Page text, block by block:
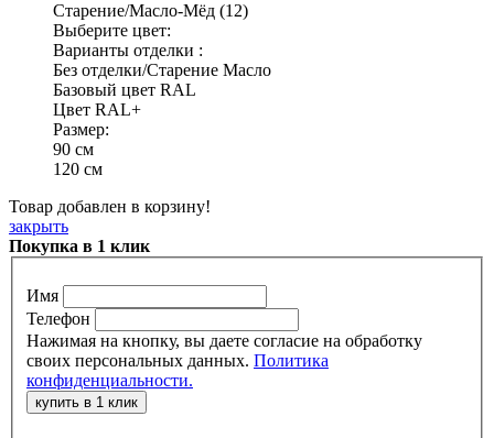
Старение/Масло-Мёд (12)
Выберите цвет:
Варианты отделки :
Без отделки/Старение Масло
Базовый цвет RAL
Цвет RAL+
Размер:
90 см
120 см
Товар добавлен в корзину!
закрыть
Покупка в 1 клик
Имя
Телефон
Нажимая на кнопку, вы даете согласие на обработку
своих персональных данных. Политика
конфиденциальности.